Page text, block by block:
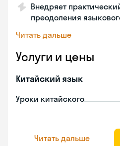
Внедряет
преодоления
Читать дальше
Услуги и цены
Китайский язык
Уроки китайского
Читать дальше